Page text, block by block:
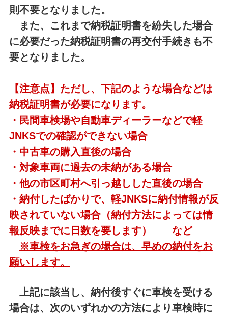
則不要となりました。
また、これまで納税証明書を紛失した場合
に必要だった納税証明書の再交付手続きも不
要となりました。
【注意点】ただし、下記のような場合などは
納税証明書が必要になります。
・ 民間車検場や自動車ディーラーなどで軽
JNKSでの確認ができない場合
・中古車の購入直後の場合
・対象車両に過去の未納がある場合
・他の市区町村へ引っ越しした直後の場合
・納付したばかりで、軽JNKSに納付情報が反
映されていない場合（納付方法によっては情
報反映までに日数を要します） など
※車検をお急ぎの場合は、早めの納付をお
願いします。
上記に該当し、納付後すぐに車検を受ける
場合は、次のいずれかの方法により車検時に